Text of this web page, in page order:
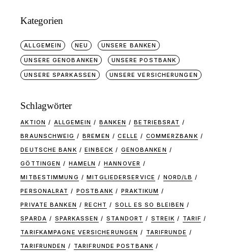
Kategorien
ALLGEMEIN NEU UNSERE BANKEN
UNSERE GENOBANKEN UNSERE POSTBANK
UNSERE SPARKASSEN UNSERE VERSICHERUNGEN
Schlagwörter
AKTION ALLGEMEIN BANKEN
BETRIEBSRAT
BRAUNSCHWEIG
BREMEN CELLE
COMMERZBANK
DEUTSCHE BANK
EINBECK
GENOBANKEN
GÖTTINGEN
HAMELN
HANNOVER
MITBESTIMMUNG
MITGLIEDERSERVICE
NORD/LB
PERSONALRAT
POSTBANK
PRAKTIKUM
PRIVATE BANKEN
RECHT
SOLL ES SO BLEIBEN
SPARDA
SPARKASSEN STANDORT STREIK
TARIF
TARIFKAMPAGNE VERSICHERUNGEN
TARIFRUNDE
TARIFRUNDEN
TARIFRUNDE POSTBANK